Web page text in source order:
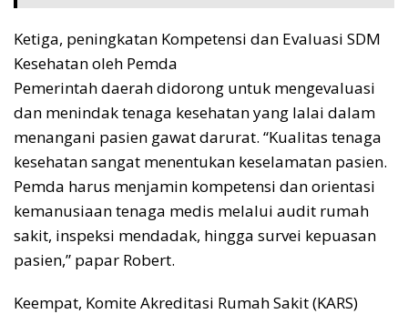
Ketiga, peningkatan Kompetensi dan Evaluasi SDM
Kesehatan oleh Pemda
Pemerintah daerah didorong untuk mengevaluasi
dan menindak tenaga kesehatan yang lalai dalam
menangani pasien gawat darurat. “Kualitas tenaga
kesehatan sangat menentukan keselamatan pasien.
Pemda harus menjamin kompetensi dan orientasi
kemanusiaan tenaga medis melalui audit rumah
sakit, inspeksi mendadak, hingga survei kepuasan
pasien,” papar Robert.
Keempat, Komite Akreditasi Rumah Sakit (KARS)